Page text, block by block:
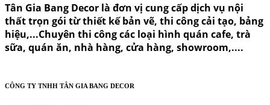
Tân Gia Bang Decor là đơn vị cung cấp dịch vụ nội
thất trọn gói từ thiết kế bản vẽ, thi công cải tạo, bảng
hiệu,...Chuyên thi công các loại hình quán cafe, trà
sữa, quán ăn, nhà hàng, cửa hàng, showroom,....
CÔNG TY TNHH TÂN GIA BANG DECOR